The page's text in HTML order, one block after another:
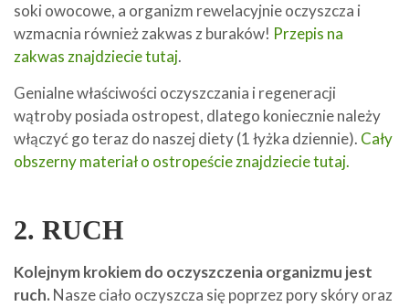
soki owocowe, a organizm rewelacyjnie oczyszcza i
wzmacnia również zakwas z buraków! Przepis na
zakwas znajdziecie tutaj.
Genialne właściwości oczyszczania i regeneracji
wątroby posiada ostropest, dlatego koniecznie należy
włączyć go teraz do naszej diety (1 łyżka dziennie). Cały
obszerny materiał o ostropeście znajdziecie tutaj.
2. RUCH
Kolejnym krokiem do oczyszczenia organizmu jest
ruch. Nasze ciało oczyszcza się poprzez pory skóry oraz